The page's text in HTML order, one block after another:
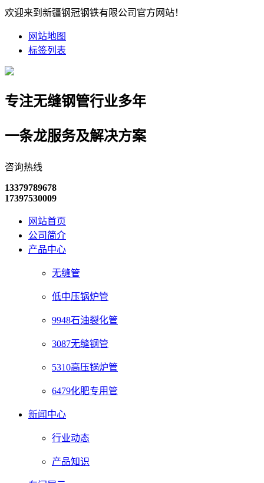
欢迎来到新疆钢冠钢铁有限公司官方网站！
网站地图
标签列表
专注无缝钢管行业多年
一条龙服务及解决方案
咨询热线
13379789678
17397530009
网站首页
公司简介
产品中心
无缝管
低中压锅炉管
9948石油裂化管
3087无缝钢管
5310高压锅炉管
6479化肥专用管
新闻中心
行业动态
产品知识